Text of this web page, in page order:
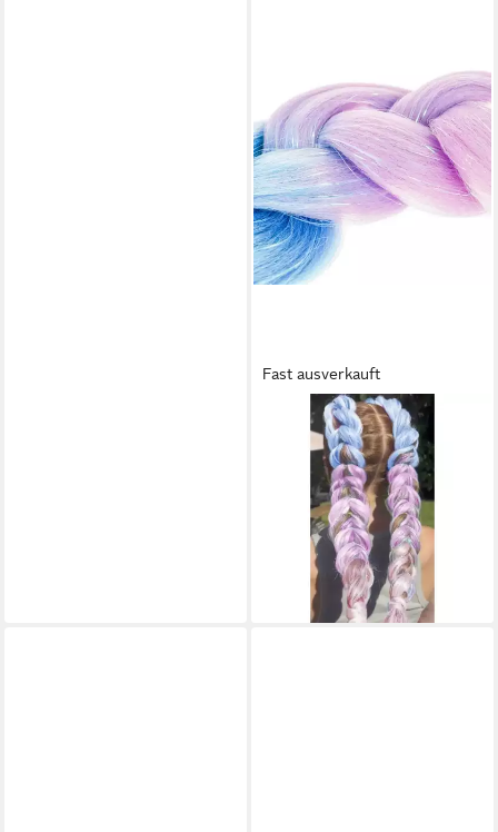
Fast ausverkauft
SOULIMA
Kunsthaar-Extension Ombre
Zopf Haarverlängerung,
beständig gegen Sonnenlicht
und Witterungseinflüsse
16,90 €
19,90 €
lieferbar - in 6-8 Werktagen bei dir